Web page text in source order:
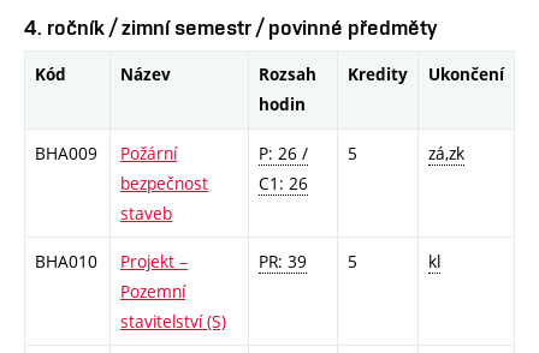
4. ročník / zimní semestr / povinné předměty
Kód Název
Rozsah
hodin
Kredity Ukončení
BHA009
Požární
bezpečnost
staveb
P: 26 /
C1: 26
5 zá,zk
BHA010
Projekt –
Pozemní
stavitelství (S)
PR: 39 5 kl